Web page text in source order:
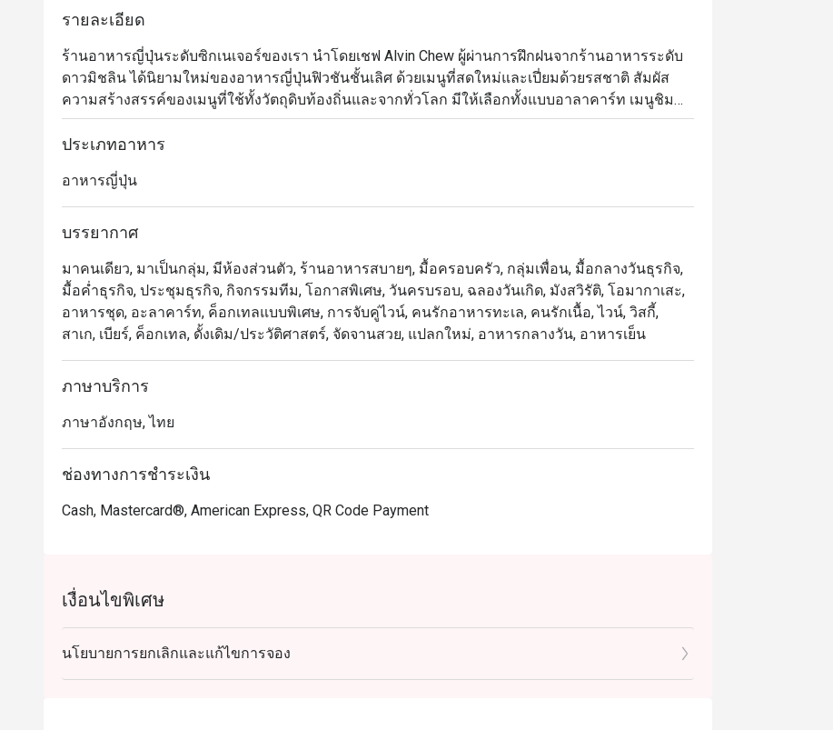
รายละเอียด
ร้านอาหารญี่ปุ่นระดับซิกเนเจอร์ของเรา นำโดยเชฟ Alvin Chew ผู้ผ่านการฝึกฝนจากร้านอาหารระดับ
ดาวมิชลิน ได้นิยามใหม่ของอาหารญี่ปุ่นฟิวชันชั้นเลิศ ด้วยเมนูที่สดใหม่และเปี่ยมด้วยรสชาติ สัมผัส
ความสร้างสรรค์ของเมนูที่ใช้ทั้งวัตถุดิบท้องถิ่นและจากทั่วโลก มีให้เลือกทั้งแบบอาลาคาร์ท เมนูชิม
แบบคัดสรร (Tasting Menu) และชุดอาหารกลางวันแบบเทโชกุ (Teishoku) เพลิดเพลินกับศิลปะการปรุง
อาหารจากเชฟที่เคาน์เตอร์ซูชิ ที่จะเปลี่ยนมื้ออาหารของคุณให้กลายเป็นประสบการณ์สุดพิเศษเหนือ
ประเภทอาหาร
อาหารญี่ปุ่น
บรรยากาศ
มาคนเดียว, มาเป็นกลุ่ม, มีห้องส่วนตัว, ร้านอาหารสบายๆ, มื้อครอบครัว, กลุ่มเพื่อน, มื้อกลางวันธุรกิจ,
มื้อค่ำธุรกิจ, ประชุมธุรกิจ, กิจกรรมทีม, โอกาสพิเศษ, วันครบรอบ, ฉลองวันเกิด, มังสวิรัติ, โอมากาเสะ,
อาหารชุด, อะลาคาร์ท, ค็อกเทลแบบพิเศษ, การจับคู่ไวน์, คนรักอาหารทะเล, คนรักเนื้อ, ไวน์, วิสกี้,
สาเก, เบียร์, ค็อกเทล, ดั้งเดิม/ประวัติศาสตร์, จัดจานสวย, แปลกใหม่, อาหารกลางวัน, อาหารเย็น
ภาษาบริการ
ภาษาอังกฤษ, ไทย
ช่องทางการชำระเงิน
Cash, Mastercard®, American Express, QR Code Payment
เงื่อนไขพิเศษ
นโยบายการยกเลิกและแก้ไขการจอง